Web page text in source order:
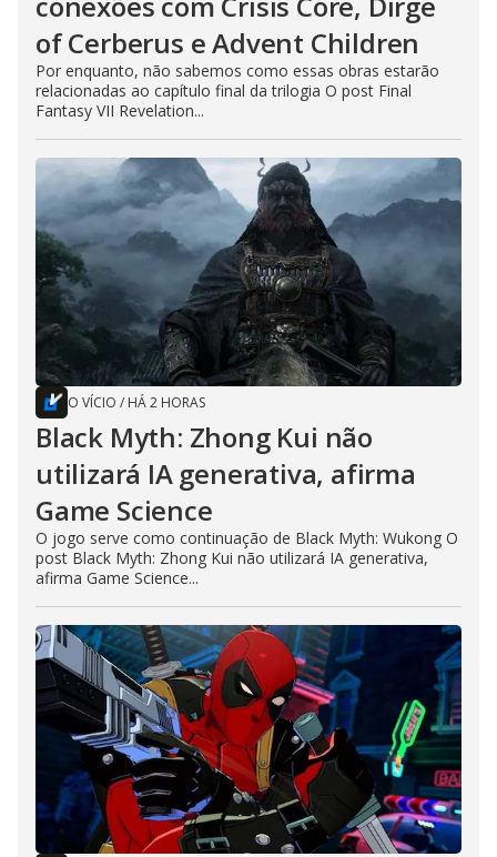
of Cerberus e Advent Children
Por enquanto, não sabemos como essas obras estarão
relacionadas ao capítulo final da trilogia O post Final
Fantasy VII Revelation...
O VÍCIO / HÁ 2 HORAS
Black Myth: Zhong Kui não
utilizará IA generativa, afirma
Game Science
O jogo serve como continuação de Black Myth: Wukong O
post Black Myth: Zhong Kui não utilizará IA generativa,
afirma Game Science...